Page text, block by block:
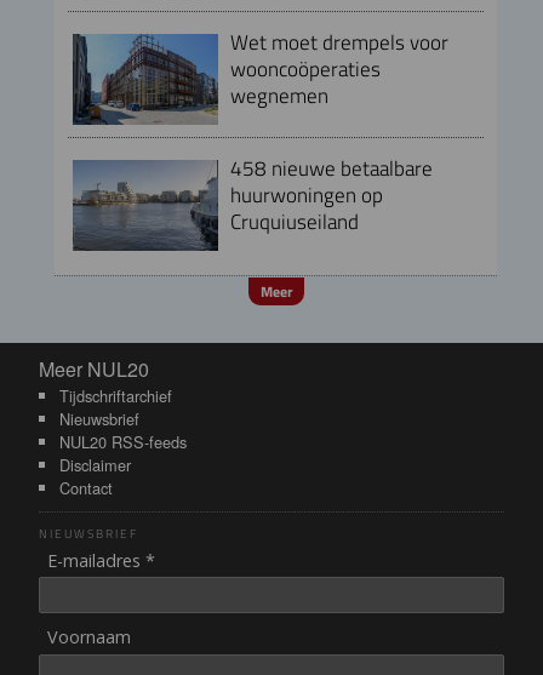
Wet moet drempels voor
wooncoöperaties
wegnemen
458 nieuwe betaalbare
huurwoningen op
Cruquiuseiland
Meer
Meer NUL20
Meer NUL20
Tijdschriftarchief
Nieuwsbrief
NUL20 RSS-feeds
Disclaimer
Contact
NIEUWSBRIEF
E-mailadres *
Voornaam